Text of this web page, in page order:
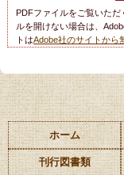
PDFファイルをご覧いただ
ルを開けない場合は、
トはAdobe社のサイトから
ホーム
刊行図書類